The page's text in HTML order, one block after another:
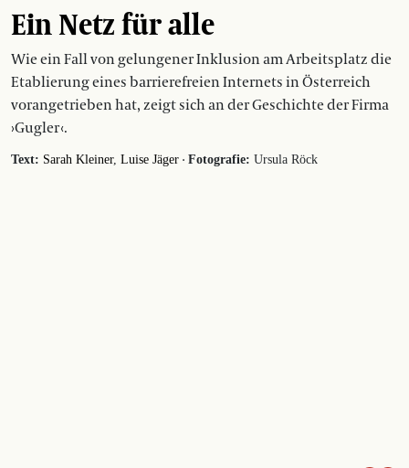
Ein Netz für alle
Wie ein Fall von gelungener Inklusion am Arbeitsplatz die
­Etablierung eines ­barrierefreien Internets in Österreich
vorangetrieben hat, zeigt sich an der Geschichte der Firma
›Gugler ‹.
Text: Sarah Kleiner Luise Jäger · Fotografie: Ursula Röck